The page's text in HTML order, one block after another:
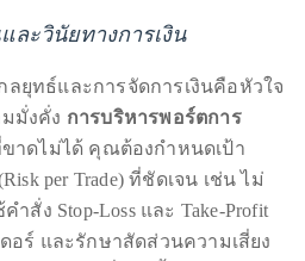
ะวินัยทางการเงิน
ยุทธ์และการจัดการเงินคือหัวใจ
มั่งคั่ง การบริหารพอร์ตการ
ขาดไม่ได้ คุณต้องกำหนดเป้า
per Trade) ที่ชัดเจน เช่น ไม่
ำสั่ง Stop-Loss และ Take-Profit
อร์ และรักษาสัดส่วนความเสี่ยง